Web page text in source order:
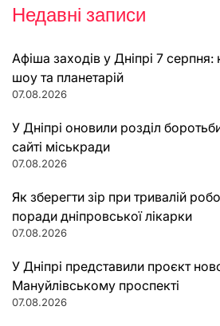
Недавні записи
Афіша заходів у Дніпрі 7 серпня:
шоу та планетарій
07.08.2026
У Дніпрі оновили розділ
сайті міськради
07.08.2026
Як зберегти зір при тривалій
поради дніпровської лікарки
07.08.2026
У Дніпрі представили проєкт
Мануйлівському проспекті
07.08.2026